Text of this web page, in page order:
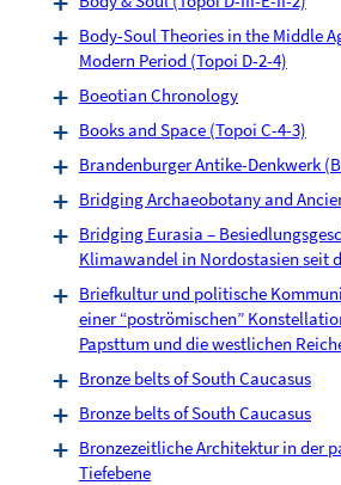
Body-Soul Theories in the Middle
Modern Period (Topoi D-2-4)
Boeotian Chronology
Books and Space (Topoi C-4-3)
Brandenburger Antike-Denkwerk
Bridging Archaeobotany and
Bridging Eurasia –
Klimawandel in Nordostasien seit
Briefkultur und politische
einer “poströmischen”
Papsttum und die westlichen
Bronze belts of South Caucasus
Bronze belts of South Caucasus
Bronzezeitliche Architektur in der
Tiefebene